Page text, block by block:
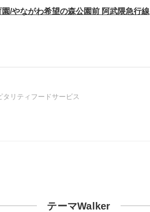
/やながわ希望の森公園前 阿武隈急行線
リティフードサービス
テーマWalker